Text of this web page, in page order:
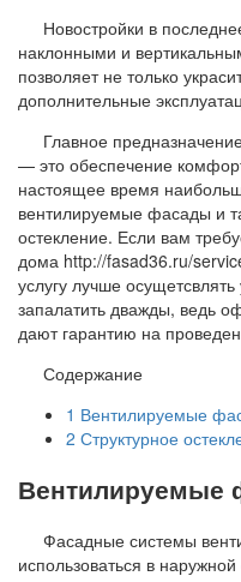
Новостройки в
наклонными и
позволяет не только
дополнительные
Главное
— это обеспечение
настоящее время
вентилируемые фасады и
остекление. Если вам
дома http://fasad36.ru/
услугу лучше
запалатить дважды, ведь
дают гарантию на
Содержание
1 Вентилируемые
2 Структурное
Вентилируемые
Фасадные системы
использоваться в